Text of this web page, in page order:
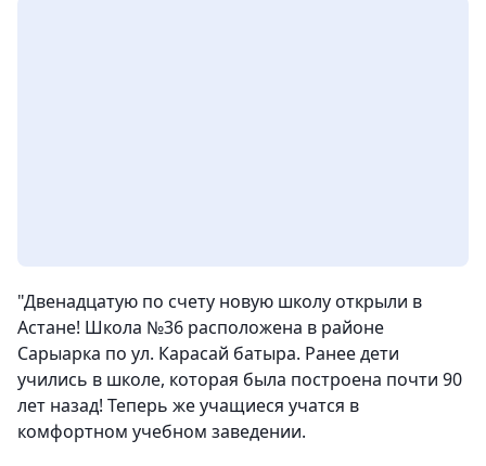
"Двенадцатую по счету новую школу открыли в
Астане! Школа №36 расположена в районе
Сарыарка по ул. Карасай батыра. Ранее дети
учились в школе, которая была построена почти 90
лет назад! Теперь же учащиеся учатся в
комфортном учебном заведении.